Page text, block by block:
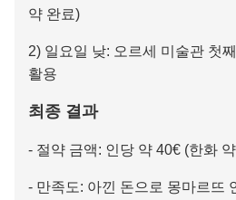
약 완료)
2) 일요일 낮: 오르세 미술관 첫
활용
최종 결과
- 절약 금액: 인당 약 40€ (한화
- 만족도: 아낀 돈으로 몽마르뜨